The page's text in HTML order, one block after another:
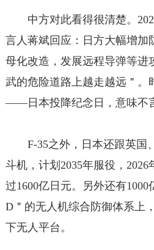
中方对此看得很清楚。
言人蒋斌回应：日方大幅增加
母化改造，发展远程导弹等进
武的危险道路上越走越远＂。
——日本投降纪念日，意味不
F-35之外，日本还跟英国
斗机，计划2035年服役，
过1600亿日元。另外还有
D＂的无人机综合防御体系上
下无人平台。